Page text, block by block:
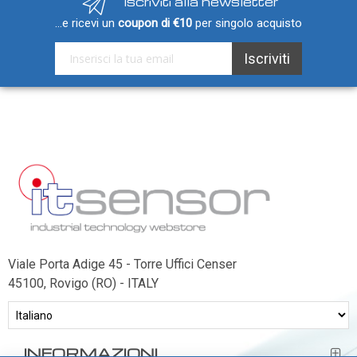
...e ricevi un coupon di €10 per singolo acquisto
Iscriviti alla nostra Newsletter: Iscriviti
Viale Porta Adige 45 - Torre Uffici Censer
45100, Rovigo (RO) - ITALY
INFORMAZIONI